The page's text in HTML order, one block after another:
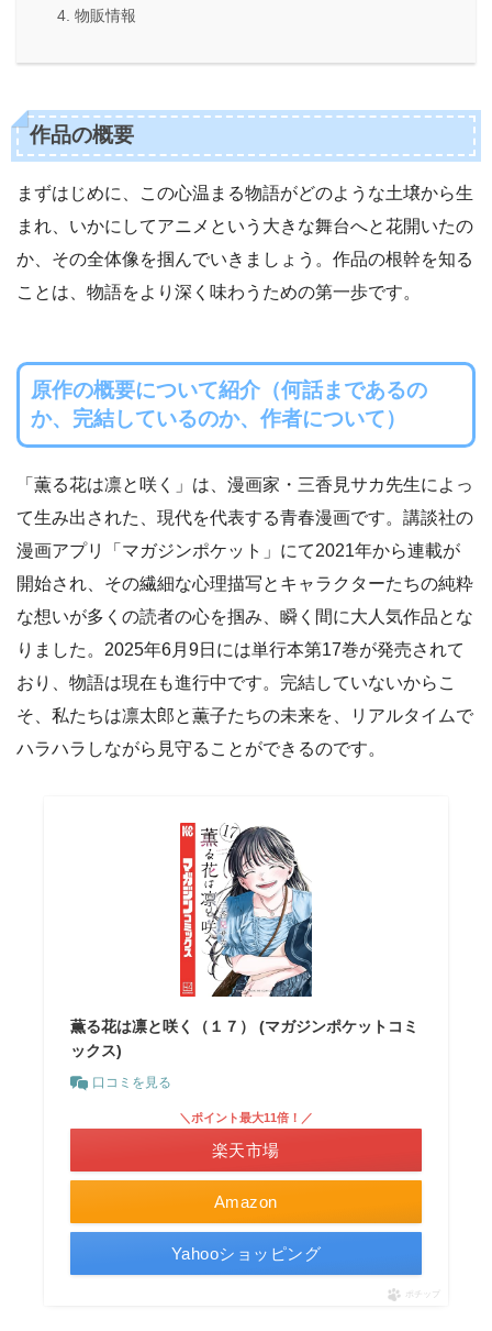
物販情報
作品の概要
まずはじめに、この心温まる物語がどのような土壌から生
まれ、いかにしてアニメという大きな舞台へと花開いたの
か、その全体像を掴んでいきましょう。作品の根幹を知る
ことは、物語をより深く味わうための第一歩です。
原作の概要について紹介（何話まであるの
か、完結しているのか、作者について）
「薫る花は凛と咲く」は、漫画家・三香見サカ先生によっ
て生み出された、現代を代表する青春漫画です。講談社の
漫画アプリ「マガジンポケット」にて2021年から連載が
開始され、その繊細な心理描写とキャラクターたちの純粋
な想いが多くの読者の心を掴み、瞬く間に大人気作品とな
りました。2025年6月9日には単行本第17巻が発売されて
おり、物語は現在も進行中です。完結していないからこ
そ、私たちは凛太郎と薫子たちの未来を、リアルタイムで
ハラハラしながら見守ることができるのです。
薫る花は凛と咲く（１７） (マガジンポケットコミ
ックス)
口コミを見る
Amazon
＼ポイント最大11倍！／
楽天市場
Yahooショッピング
ポチップ